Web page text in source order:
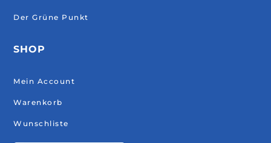
Der Grüne Punkt
SHOP
Mein Account
Warenkorb
Wunschliste